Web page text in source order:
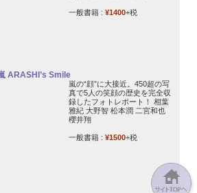
一般書籍 : ¥1400+税
ARASHI’s Smile
嵐の“顔”に大接近。450超の写
真で5人の笑顔の歴史を完全収
録したフォトレポート！ 相葉
雅紀 大野智 松本潤 二宮和也
櫻井翔
一般書籍 : ¥1500+税